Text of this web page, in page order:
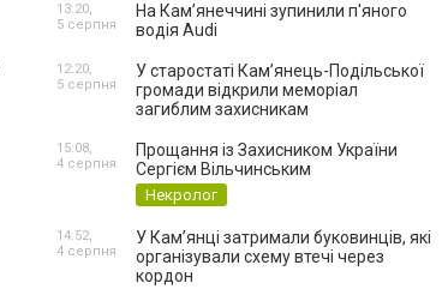
На Камʼянеччині зупинили п'яного
водія Audi
13:20,
5 серпня
У старостаті Кам’янець-Подільської
громади відкрили меморіал
загиблим захисникам
12:20,
5 серпня
Прощання із Захисником України
Сергієм Вільчинським
Некролог
15:08,
4 серпня
У Кам’янці затримали буковинців, які
організували схему втечі через
кордон
14:52,
4 серпня